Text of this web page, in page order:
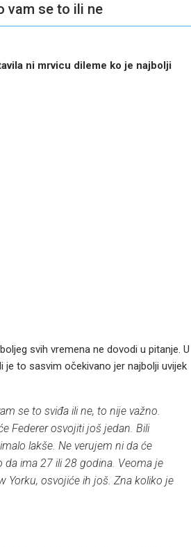
vam se to ili ne
ni mrvicu dileme ko je najbolji
svih vremena ne dovodi u pitanje. U
je to sasvim očekivano jer najbolji uvijek
se to sviđa ili ne, to nije važno.
Federer osvojiti još jedan. Bili
lakše. Ne verujem ni da će
da ima 27 ili 28 godina. Veoma je
Yorku, osvojiće ih još. Zna koliko je